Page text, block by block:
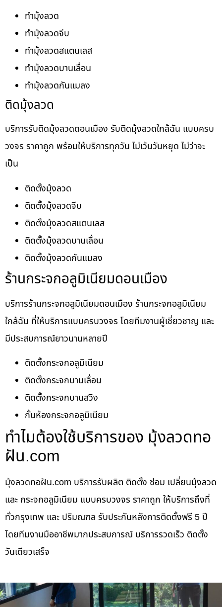
ทำมุ้งลวด
ทำมุ้งลวดจีบ
ทำมุ้งลวดสแตนเลส
ทำมุ้งลวดบานเลื่อน
ทำมุ้งลวดกันแมลง
ติดมุ้งลวด
บริการรับติดมุ้งลวดดอนเมือง รับติดมุ้งลวดใกล้ฉัน แบบครบ
วงจร ราคาถูก พร้อมให้บริการทุกวัน ไม่เว้นวันหยุด ไม่ว่าจะ
เป็น
ติดตั้งมุ้งลวด
ติดตั้งมุ้งลวดจีบ
ติดตั้งมุ้งลวดสแตนเลส
ติดตั้งมุ้งลวดบานเลื่อน
ติดตั้งมุ้งลวดกันแมลง
ร้านกระจกอลูมิเนียมดอนเมือง
บริการร้านกระจกอลูมิเนียมดอนเมือง ร้านกระจกอลูมิเนียม
ใกล้ฉัน ที่ให้บริการแบบครบวงจร โดยทีมงานผู้เชี่ยวชาญ และ
มีประสบการณ์ยาวนานหลายปี
ติดตั้งกระจกอลูมิเนียม
ติดตั้งกระจกบานเลื่อน
ติดตั้งกระจกบานสวิง
กั้นห้องกระจกอลูมิเนียม
ทำไมต้องใช้บริการของ มุ้งลวดทอ
ฝัน.com
มุ้งลวดทอฝัน.com บริการรับผลิต ติดตั้ง ซ่อม เปลี่ยนมุ้งลวด
และ กระจกอลูมิเนียม แบบครบวงจร ราคาถูก ให้บริการถึงที่
ทั่วกรุงเทพ และ ปริมณฑล รับประกันหลังการติดตั้งฟรี 5 ปี
โดยทีมงานมืออาชีพมากประสบการณ์ บริการรวดเร็ว ติดตั้ง
วันเดียวเสร็จ